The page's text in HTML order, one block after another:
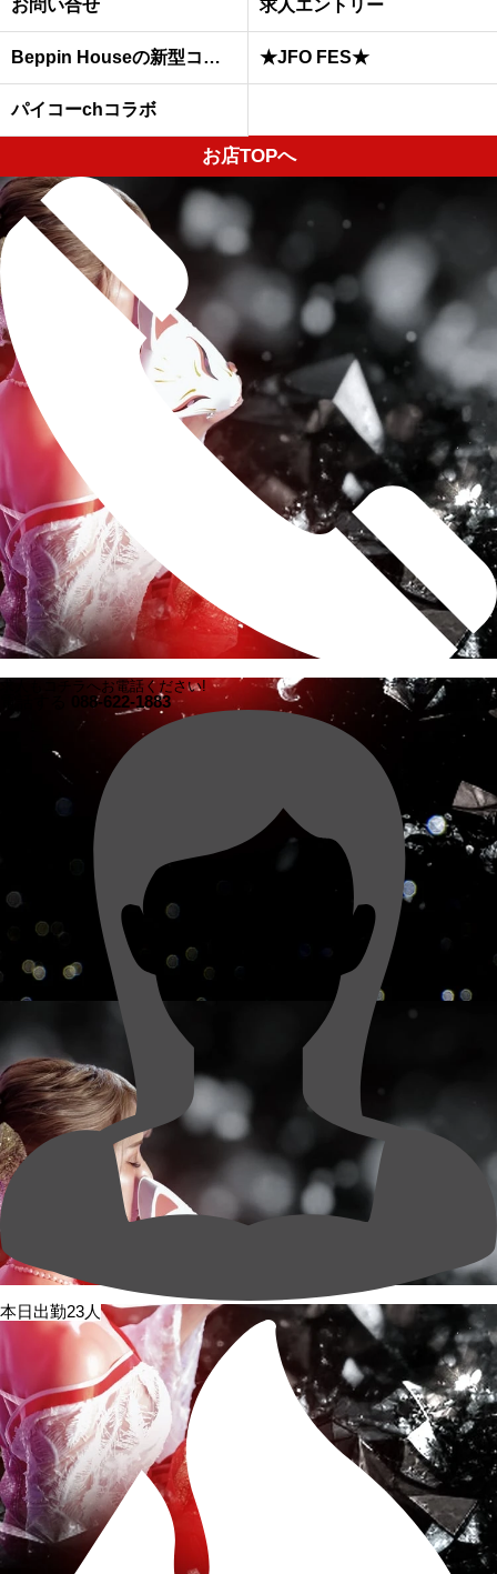
お問い合せ 求人エントリー
Beppin Houseの新型コロナウイルスへの予防対策について ★JFO FES★
パイコーchコラボ
お店TOPへ
求人もコチラへお電話ください!
088-622-1883
本日出勤23人